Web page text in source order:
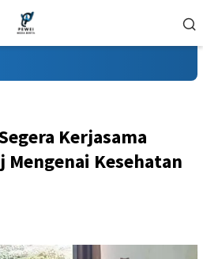
Kerjasama
Mengenai Kesehatan